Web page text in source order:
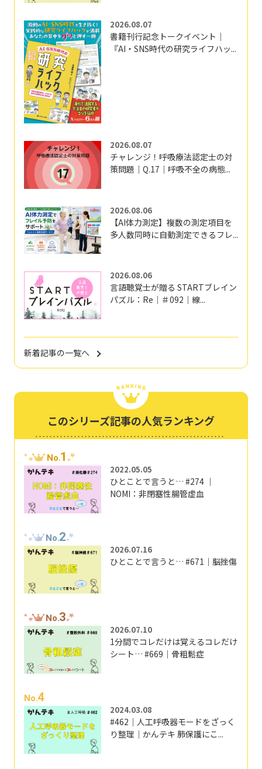
2026.08.07
書籍刊行記念トークイベント｜
『AI・SNS時代の研究ライフハッ...
2026.08.07
チャレンジ！呼吸療法認定士の対
策問題｜Q.17｜呼吸不全の病態...
2026.08.06
【AI体力測定】複数の測定項目を
多人数同時に自動測定できるフレ...
2026.08.06
言語聴覚士が贈る STARTブレイン
パズル：Re｜＃092｜線...
新着記事の一覧へ
このシリーズ記事の人気ランキング
No.1
2022.05.05
ひとことで言うと… #274 ｜
NOMI：非閉塞性腸管虚血
No.2
2026.07.16
ひとことで言うと… #671｜脳挫傷
No.3
2026.07.10
1分間でコレだけは覚えるコレだけ
シート… #669｜骨粗鬆症
No.4
2024.03.08
#462｜人工呼吸器モードをざっく
り整理｜かんテキ 肺保護にこ...